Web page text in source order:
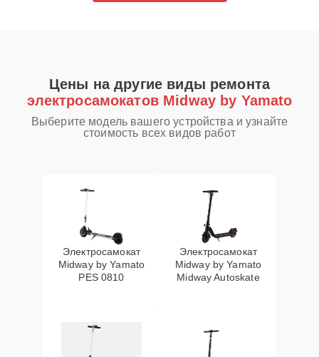
Цены на другие виды ремонта
электросамокатов Midway by Yamato
Выберите модель вашего устройства и узнайте
стоимость всех видов работ
Электросамокат
Midway by Yamato
PES 0810
Электросамокат
Midway by Yamato
Midway Autoskate